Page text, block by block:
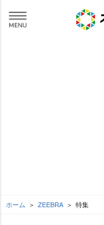
ホーム ZEEBRA 特集